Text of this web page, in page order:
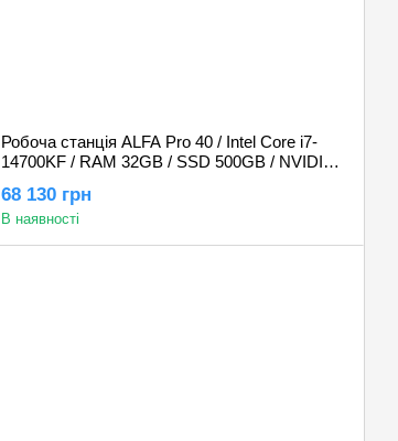
Робоча станція ALFA Pro 40 / Intel Core i7-
14700KF / RAM 32GB / SSD 500GB / NVIDIA
68 130 грн
В наявності